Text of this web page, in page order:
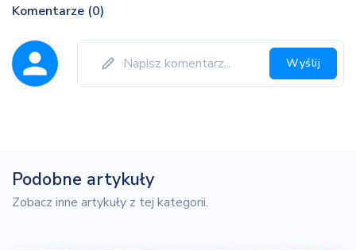
Komentarze (0)
Wyślij
Podobne artykuły
Zobacz inne artykuły z tej kategorii.